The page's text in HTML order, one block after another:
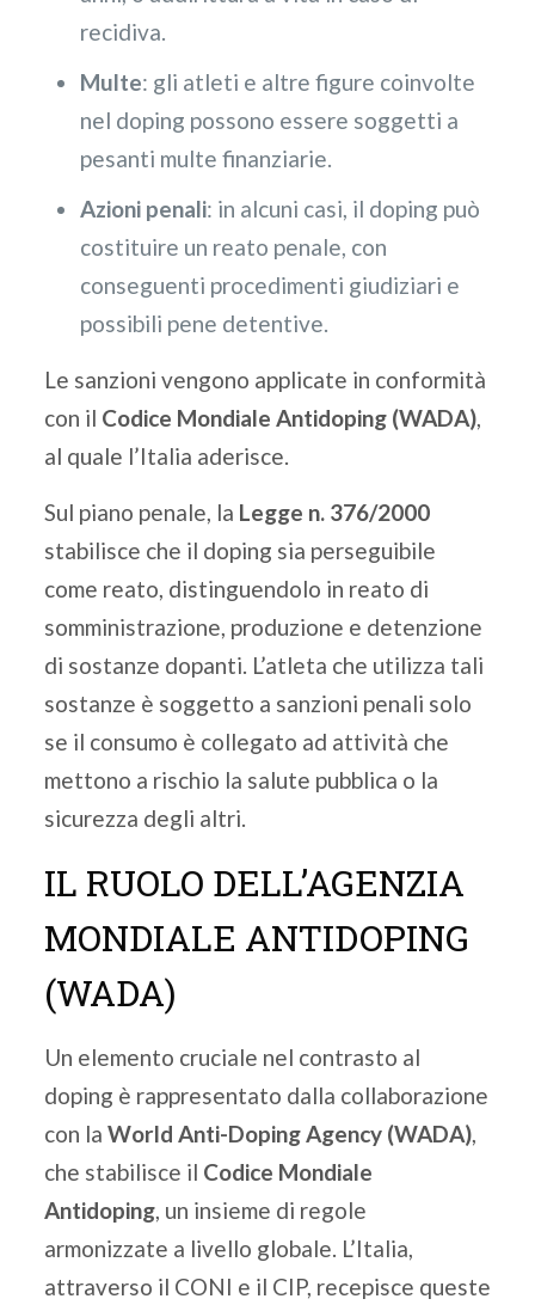
recidiva.
Multe: gli atleti e altre figure coinvolte
nel doping possono essere soggetti a
pesanti multe finanziarie.
Azioni penali: in alcuni casi, il doping può
costituire un reato penale, con
conseguenti procedimenti giudiziari e
possibili pene detentive.
Le sanzioni vengono applicate in conformità
con il Codice Mondiale Antidoping (WADA),
al quale l’Italia aderisce.
Sul piano penale, la Legge n. 376/2000
stabilisce che il doping sia perseguibile
come reato, distinguendolo in reato di
somministrazione, produzione e detenzione
di sostanze dopanti. L’atleta che utilizza tali
sostanze è soggetto a sanzioni penali solo
se il consumo è collegato ad attività che
mettono a rischio la salute pubblica o la
sicurezza degli altri.
IL RUOLO DELL’AGENZIA
MONDIALE ANTIDOPING
(WADA)
Un elemento cruciale nel contrasto al
doping è rappresentato dalla collaborazione
con la World Anti-Doping Agency (WADA),
che stabilisce il Codice Mondiale
Antidoping, un insieme di regole
armonizzate a livello globale. L’Italia,
attraverso il CONI e il CIP, recepisce queste